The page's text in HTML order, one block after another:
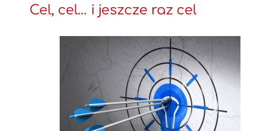
Cel, cel… i jeszcze raz cel